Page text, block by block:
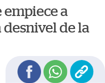
empiece a
desnivel de la